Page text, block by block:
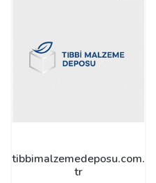
tibbimalzemedeposu.com.
tr